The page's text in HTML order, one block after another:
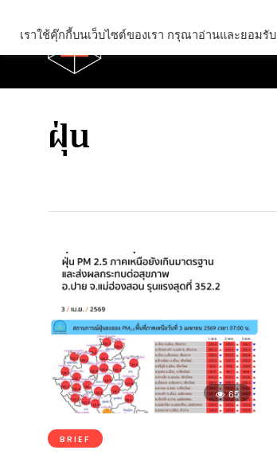
ฝุ่น
65
BRIEF
เราใช้คุ๊กกี้บนเว็บไซต์ของเรา กรุณาอ่านและยอมรับ